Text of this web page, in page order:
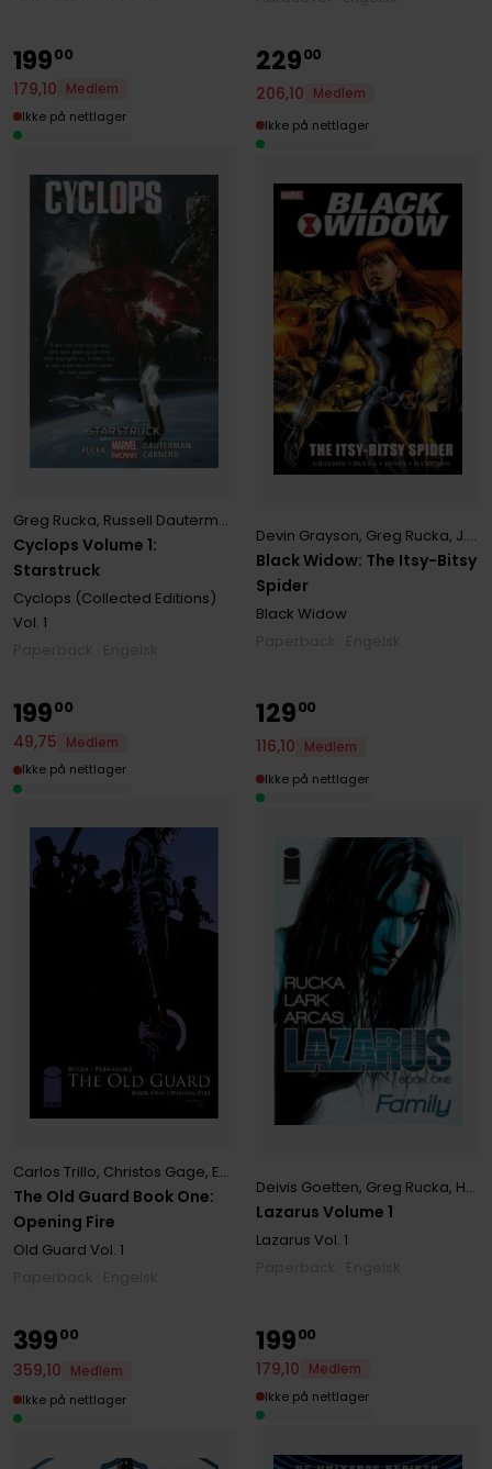
Cyclops Volume 1:
Starstruck
Greg Rucka, Russell Dauterman
Cyclops (Collected Editions)
Vol. 1
19900
179,10
Medlem
Ikke på nettlager
Black Widow: The Itsy-Bitsy
Spider
Devin Grayson, Greg Rucka, J.G. Jones
Black Widow
22900
206,10
Medlem
Ikke på nettlager
The Old Guard Book One:
Opening Fire
Carlos Trillo, Christos Gage, Eduardo Risso
Old Guard Vol. 1
19900
49,75
Medlem
Ikke på nettlager
Lazarus Volume 1
Deivis Goetten, Greg Rucka, Howard Mackie
Lazarus Vol. 1
12900
116,10
Medlem
Ikke på nettlager
39900
359,10
Medlem
Ikke på nettlager
19900
179,10
Medlem
Ikke på nettlager